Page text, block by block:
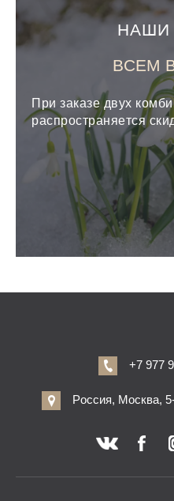
НАШИ
ВСЕМ
При заказе двух
распространяется
+7 977
Россия, Москва,